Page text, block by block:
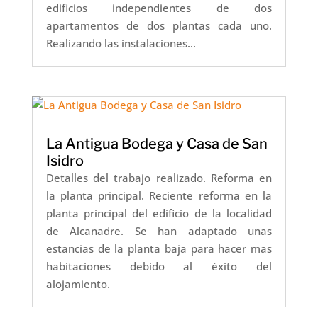
edificios independientes de dos
apartamentos de dos plantas cada uno.
Realizando las instalaciones...
La Antigua Bodega y Casa de San
Isidro
Detalles del trabajo realizado. Reforma en
la planta principal. Reciente reforma en la
planta principal del edificio de la localidad
de Alcanadre. Se han adaptado unas
estancias de la planta baja para hacer mas
habitaciones debido al éxito del
alojamiento.